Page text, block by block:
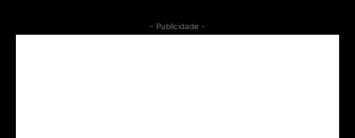
- Publicidade -